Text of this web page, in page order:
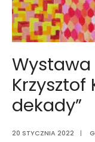
Krzysztof
dekady”
20 STYCZNIA 2022 |